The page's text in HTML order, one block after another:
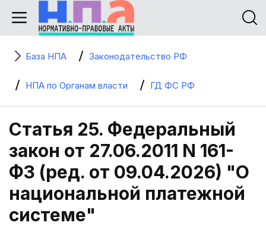
База НПА Законодательство РФ
НПА по Органам власти ГД ФС РФ
Статья 25. Федеральный
закон от 27.06.2011 N 161-
ФЗ (ред. от 09.04.2026) "О
национальной платежной
системе"